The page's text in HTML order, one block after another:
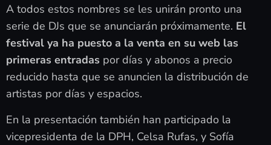
A todos estos nombres se les unirán pronto una
serie de DJs que se anunciarán próximamente. El
festival ya ha puesto a la venta en su web las
primeras entradas por días y abonos a precio
reducido hasta que se anuncien la distribución de
artistas por días y espacios.
En la presentación también han participado la
vicepresidenta de la DPH, Celsa Rufas, y Sofía